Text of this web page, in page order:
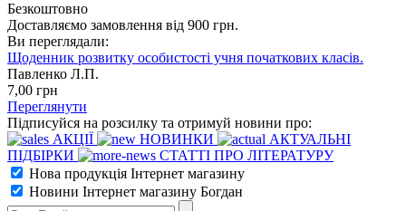
Безкоштовно
Доставляємо замовлення від 900 грн.
Ви переглядали:
Щоденник розвитку особистості учня початкових класів.
Павленко Л.П.
7,00 грн
Переглянути
Підписуйся на розсилку та отримуй новини про:
АКЦІЇ
НОВИНКИ
АКТУАЛЬНІ
ПІДБІРКИ
СТАТТІ ПРО ЛІТЕРАТУРУ
Нова продукція Інтернет магазину
Новини Інтернет магазину Богдан